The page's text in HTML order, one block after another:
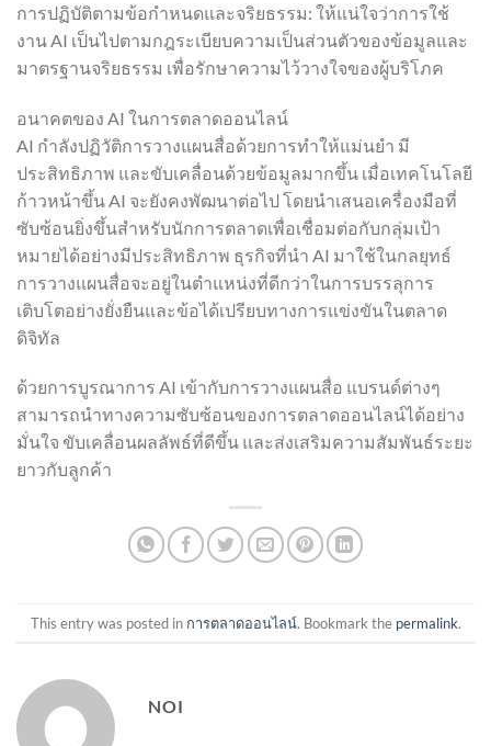
การปฏิบัติตามข้อกำหนดและจริยธรรม: ให้แน่ใจว่าการใช้
งาน AI เป็นไปตามกฎระเบียบความเป็นส่วนตัวของข้อมูลและ
มาตรฐานจริยธรรม เพื่อรักษาความไว้วางใจของผู้บริโภค
อนาคตของ AI ในการตลาดออนไลน์
AI กำลังปฏิวัติการวางแผนสื่อด้วยการทำให้แม่นยำ มี
ประสิทธิภาพ และขับเคลื่อนด้วยข้อมูลมากขึ้น เมื่อเทคโนโลยี
ก้าวหน้าขึ้น AI จะยังคงพัฒนาต่อไป โดยนำเสนอเครื่องมือที่
ซับซ้อนยิ่งขึ้นสำหรับนักการตลาดเพื่อเชื่อมต่อกับกลุ่มเป้า
หมายได้อย่างมีประสิทธิภาพ ธุรกิจที่นำ AI มาใช้ในกลยุทธ์
การวางแผนสื่อจะอยู่ในตำแหน่งที่ดีกว่าในการบรรลุการ
เติบโตอย่างยั่งยืนและข้อได้เปรียบทางการแข่งขันในตลาด
ดิจิทัล
ด้วยการบูรณาการ AI เข้ากับการวางแผนสื่อ แบรนด์ต่างๆ
สามารถนำทางความซับซ้อนของการตลาดออนไลน์ได้อย่าง
มั่นใจ ขับเคลื่อนผลลัพธ์ที่ดีขึ้น และส่งเสริมความสัมพันธ์ระยะ
ยาวกับลูกค้า
This entry was posted in การตลาดออนไลน์. Bookmark the permalink.
NOI